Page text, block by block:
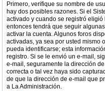
Primero, verifique su nombre de
hay dos posibles razones. Si el
activado y cuando se registró eligió
entonces tendrá que seguir
activar la cuenta. Algunos foros
activadas, ya sea por usted mismo
pueda identificarse; esta
registro. Si se le envió un e-mail,
e-mail, seguramente la dirección
correcta o tal vez haya sido
de que la dirección de e-mail que
a La Administración.